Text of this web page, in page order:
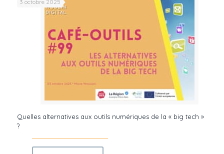
3 octobre 2025
Quelles alternatives aux outils numériques de la « big tech »
?